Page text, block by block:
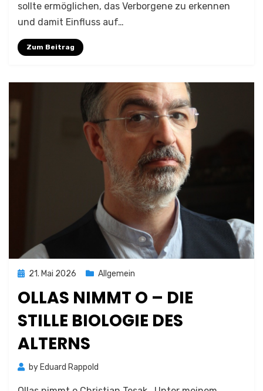
sollte ermöglichen, das Verborgene zu erkennen
und damit Einfluss auf…
Zum Beitrag
Posted
21. Mai 2026 Allgemein
OLLAS NIMMT O – DIE
STILLE BIOLOGIE DES
ALTERNS
by Eduard Rappold